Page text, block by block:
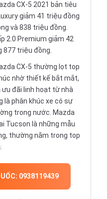
CX-5 2021 bản tiêu
giảm 41 triệu đồng
và 838 triệu đồng.
2.0 Premium giảm 42
877 triệu đồng.
CX-5 thường lọt top
nhờ thiết kế bắt mắt,
đãi linh hoạt từ nhà
là phân khúc xe có sự
trong nước. Mazda
Tucson là những mẫu
thường nằm trong top
0938119439